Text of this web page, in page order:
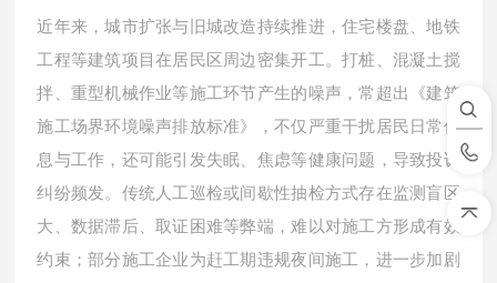
近年来，城市扩张与旧城改造持续推进，住宅楼盘、地铁
工程等建筑项目在居民区周边密集开工。打桩、混凝土搅
拌、重型机械作业等施工环节产生的噪声，常超出《建筑
施工场界环境噪声排放标准》，不仅严重干扰居民日常休
息与工作，还可能引发失眠、焦虑等健康问题，导致投诉
纠纷频发。传统人工巡检或间歇性抽检方式存在监测盲区
大、数据滞后、取证困难等弊端，难以对施工方形成有效
约束；部分施工企业为赶工期违规夜间施工，进一步加剧